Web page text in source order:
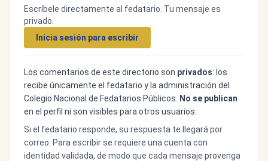
Escríbele directamente al fedatario. Tu mensaje es
privado.
Inicia sesión para escribir
Los comentarios de este directorio son privados: los
recibe únicamente el fedatario y la administración del
Colegio Nacional de Fedatarios Públicos.
No se publican
en el perfil ni son visibles para otros usuarios.
Si el fedatario responde, su respuesta te llegará por
correo. Para escribir se requiere una cuenta con
identidad validada, de modo que cada mensaje provenga